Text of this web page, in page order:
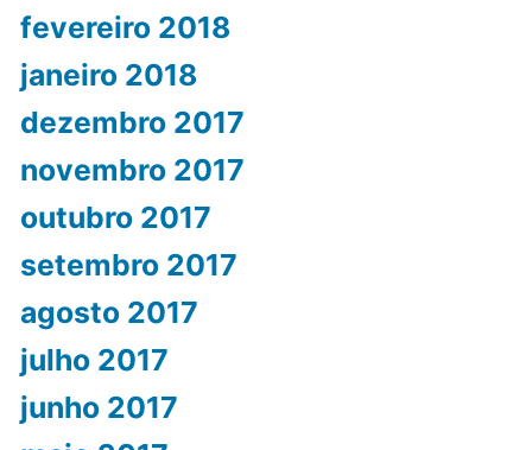
fevereiro 2018
janeiro 2018
dezembro 2017
novembro 2017
outubro 2017
setembro 2017
agosto 2017
julho 2017
junho 2017